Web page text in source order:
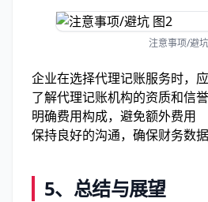
注意事项/避坑
企业在选择代理记账服务时，应
了解代理记账机构的资质和信誉
明确费用构成，避免额外费用
保持良好的沟通，确保财务数
5、总结与展望